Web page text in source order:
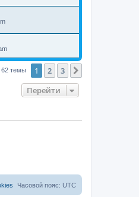
62 темы 1 2 3
Перейти
Часовой пояс: UTC